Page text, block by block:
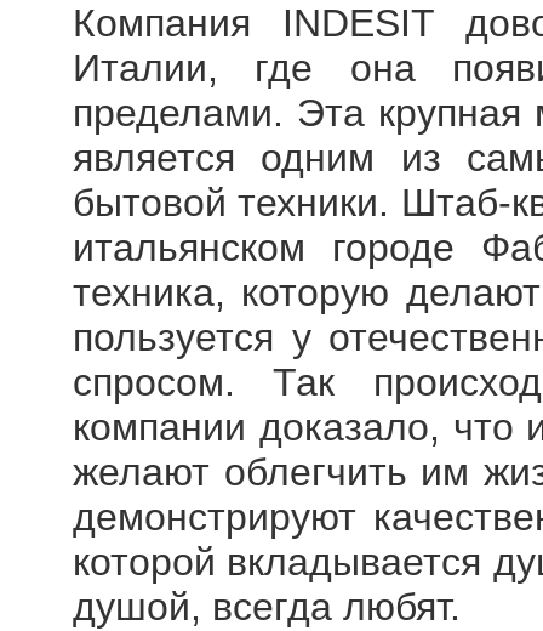
Компания INDESIT
Италии, где она
пределами. Эта крупная
является одним из
бытовой техники. Штаб-
итальянском городе
техника, которую
пользуется у
спросом. Так
компании доказало, что
желают облегчить им
демонстрируют
которой вкладывается
душой, всегда любят.